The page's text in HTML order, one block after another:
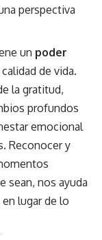
perspectiva
un poder
de vida.
la gratitud,
profundos
emocional
Reconocer y
sean, nos ayuda
lugar de lo